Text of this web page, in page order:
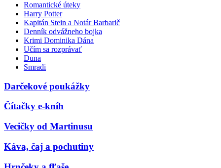
Romantické úteky
Harry Potter
Kapitán Stein a Notár Barbarič
Denník odvážneho bojka
Krimi Dominika Dána
Učím sa rozprávať
Duna
Smradi
Darčekové poukážky
Čítačky e-kníh
Vecičky od Martinusu
Káva, čaj a pochutiny